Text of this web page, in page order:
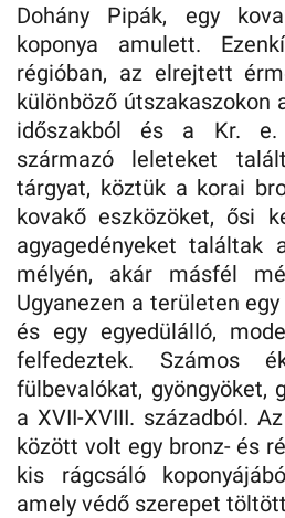
Dohány Pipák, egy
koponya amulett.
régióban, az elrejtett
különböző útszakaszokon
időszakból és a Kr. e.
származó leleteket
tárgyat, köztük a korai
kovakő eszközöket, ősi
agyagedényeket találtak
mélyén, akár másfél
Ugyanezen a területen
és egy egyedülálló,
felfedeztek. Számos
fülbevalókat, gyöngyöket,
a XVII-XVIII. századból.
között volt egy bronz- és
kis rágcsáló
amely védő szerepet